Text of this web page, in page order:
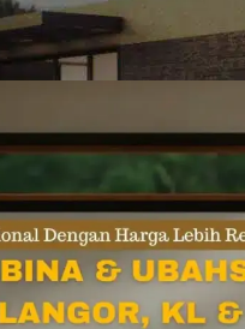
Anda
Posted by Rumah